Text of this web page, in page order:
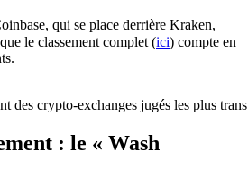
qui se place derrière Kraken,
le classement complet (ici) compte en
des crypto-exchanges jugés les plus
: le « Wash